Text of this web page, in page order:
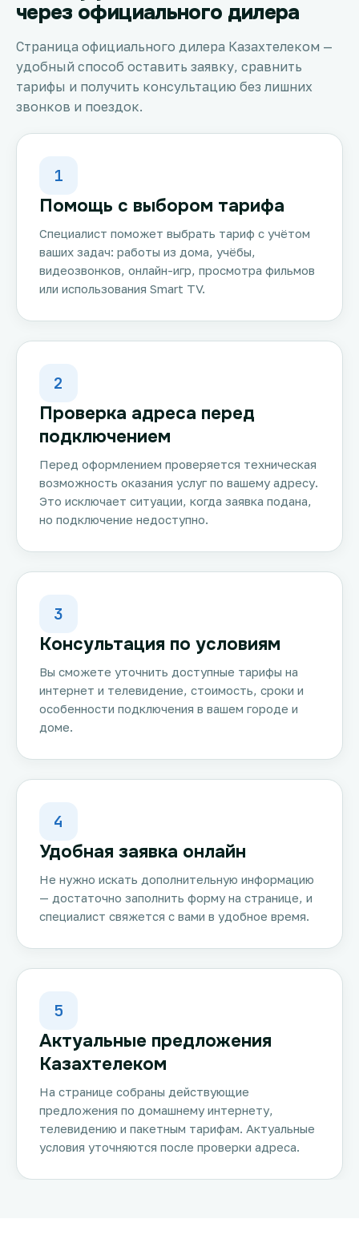
через официального дилера
Страница официального дилера Казахтелеком —
удобный способ оставить заявку, сравнить
тарифы и получить консультацию без лишних
звонков и поездок.
1
Помощь с выбором тарифа
Специалист поможет выбрать тариф с учётом
ваших задач: работы из дома, учёбы,
видеозвонков, онлайн-игр, просмотра фильмов
или использования Smart TV.
2
Проверка адреса перед
подключением
Перед оформлением проверяется техническая
возможность оказания услуг по вашему адресу.
Это исключает ситуации, когда заявка подана,
но подключение недоступно.
3
Консультация по условиям
Вы сможете уточнить доступные тарифы на
интернет и телевидение, стоимость, сроки и
особенности подключения в вашем городе и
доме.
4
Удобная заявка онлайн
Не нужно искать дополнительную информацию
— достаточно заполнить форму на странице, и
специалист свяжется с вами в удобное время.
5
Актуальные предложения
Казахтелеком
На странице собраны действующие
предложения по домашнему интернету,
телевидению и пакетным тарифам. Актуальные
условия уточняются после проверки адреса.